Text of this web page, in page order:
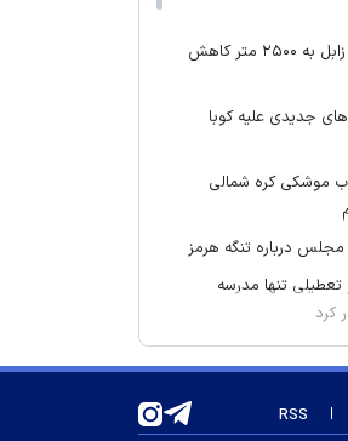
دید افقی در زابل به ۲۵۰۰ متر کاهش
جدیدی علیه کوبا
موشکی کره شمالی
درباره تنگه هرمز
تنها مدرسه
کرد
ریل، عین بصیرت است.
آذربایجان
RSS